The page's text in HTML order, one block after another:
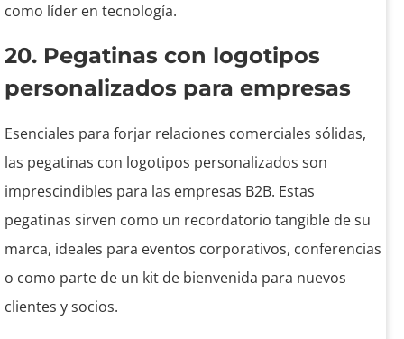
como líder en tecnología.
20. Pegatinas con logotipos
personalizados para empresas
Esenciales para forjar relaciones comerciales sólidas,
las pegatinas con logotipos personalizados son
imprescindibles para las empresas B2B. Estas
pegatinas sirven como un recordatorio tangible de su
marca, ideales para eventos corporativos, conferencias
o como parte de un kit de bienvenida para nuevos
clientes y socios.